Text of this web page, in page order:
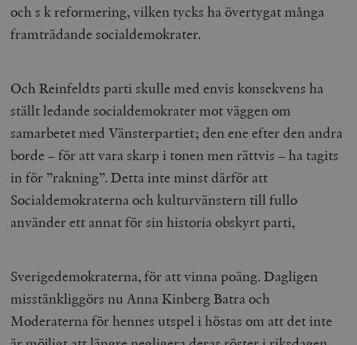
och s k reformering, vilken tycks ha övertygat många
framträdande socialdemokrater.
Och Reinfeldts parti skulle med envis konsekvens ha
ställt ledande socialdemokrater mot väggen om
samarbetet med Vänsterpartiet; den ene efter den andra
borde – för att vara skarp i tonen men rättvis – ha tagits
in för ”rakning”. Detta inte minst därför att
Socialdemokraterna och kulturvänstern till fullo
använder ett annat för sin historia obskyrt parti,
Sverigedemokraterna, för att vinna poäng. Dagligen
misstänkliggörs nu Anna Kinberg Batra och
Moderaterna för hennes utspel i höstas om att det inte